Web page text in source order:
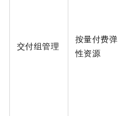
交付组管理
按量付费弹
性资源